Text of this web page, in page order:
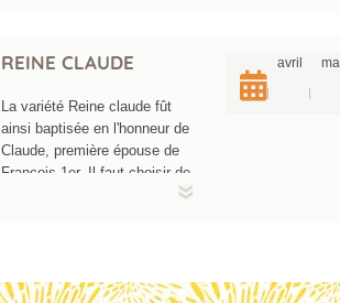
produit) est bleutée et mas
que la couleur de fond du
fruit : la prune devient
luisante quand on la lustre
d’une couleur aubergine
profond.
REINE CLAUDE
La variété Reine claude fût
ainsi baptisée en l'honneur de
Claude, première épouse de
Francois 1er. Il faut choisir de
la reine claude "dorée" ou "de
également disponibles dans
avril